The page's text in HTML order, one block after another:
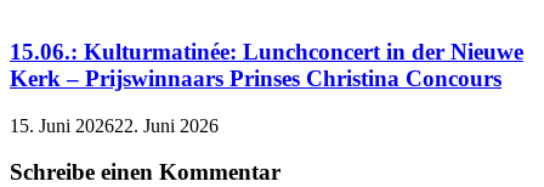
15.06.: Kulturmatinée: Lunchconcert in der Nieuwe
Kerk – Prijswinnaars Prinses Christina Concours
15. Juni 202622. Juni 2026
Schreibe einen Kommentar